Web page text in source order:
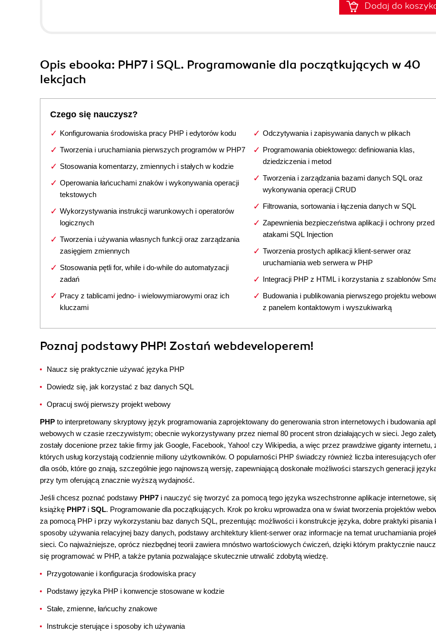
Dodaj do
Opis ebooka: PHP7 i SQL. Programowanie dla początkujących w 40
lekcjach
Czego się nauczysz?
Konfigurowania środowiska pracy PHP i edytorów kodu
Tworzenia i uruchamiania pierwszych programów w PHP7
Stosowania komentarzy, zmiennych i stałych w kodzie
Operowania łańcuchami znaków i wykonywania operacji
tekstowych
Wykorzystywania instrukcji warunkowych i operatorów
logicznych
Tworzenia i używania własnych funkcji oraz zarządzania
zasięgiem zmiennych
Stosowania pętli for, while i do-while do automatyzacji
zadań
Pracy z tablicami jedno- i wielowymiarowymi oraz ich
kluczami
Odczytywania i zapisywania danych w plikach
Programowania obiektowego: definiowania klas,
dziedziczenia i metod
Tworzenia i zarządzania bazami danych SQL oraz
wykonywania operacji CRUD
Filtrowania, sortowania i łączenia danych w SQL
Zapewnienia bezpieczeństwa aplikacji i ochrony przed
atakami SQL Injection
Tworzenia prostych aplikacji klient-serwer oraz
uruchamiania web serwera w PHP
Integracji PHP z HTML i korzystania z szablonów
Budowania i publikowania pierwszego projektu
z panelem kontaktowym i wyszukiwarką
Poznaj podstawy PHP! Zostań webdeveloperem!
Naucz się praktycznie używać języka PHP
Dowiedz się, jak korzystać z baz danych SQL
Opracuj swój pierwszy projekt webowy
PHP to interpretowany skryptowy język programowania zaprojektowany do generowania stron internetowych i budowania
webowych w czasie rzeczywistym; obecnie wykorzystywany przez niemal 80 procent stron działających w sieci. Jego
zostały docenione przez takie firmy jak Google, Facebook, Yahoo! czy Wikipedia, a więc przez prawdziwe giganty internetu,
których usług korzystają codziennie miliony użytkowników. O popularności PHP świadczy również liczba interesujących
dla osób, które go znają, szczególnie jego najnowszą wersję, zapewniającą doskonałe możliwości starszych generacji
przy tym oferującą znacznie wyższą wydajność.
Jeśli chcesz poznać podstawy PHP7 i nauczyć się tworzyć za pomocą tego języka wszechstronne aplikacje internetowe,
książkę PHP7 i SQL. Programowanie dla początkujących. Krok po kroku wprowadza ona w świat tworzenia projektów
za pomocą PHP i przy wykorzystaniu baz danych SQL, prezentując możliwości i konstrukcje języka, dobre praktyki pisania
sposoby używania relacyjnej bazy danych, podstawy architektury klient-serwer oraz informacje na temat uruchamiania
sieci. Co najważniejsze, oprócz niezbędnej teorii zawiera mnóstwo wartościowych ćwiczeń, dzięki którym praktycznie
się programować w PHP, a także pytania pozwalające skutecznie utrwalić zdobytą wiedzę.
Przygotowanie i konfiguracja środowiska pracy
Podstawy języka PHP i konwencje stosowane w kodzie
Stałe, zmienne, łańcuchy znakowe
Instrukcje sterujące i sposoby ich używania